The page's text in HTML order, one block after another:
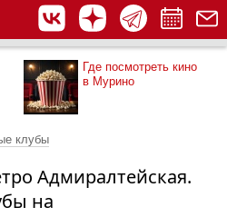
Где посмотреть кино
в Мурино
клубы
Адмиралтейская.
на